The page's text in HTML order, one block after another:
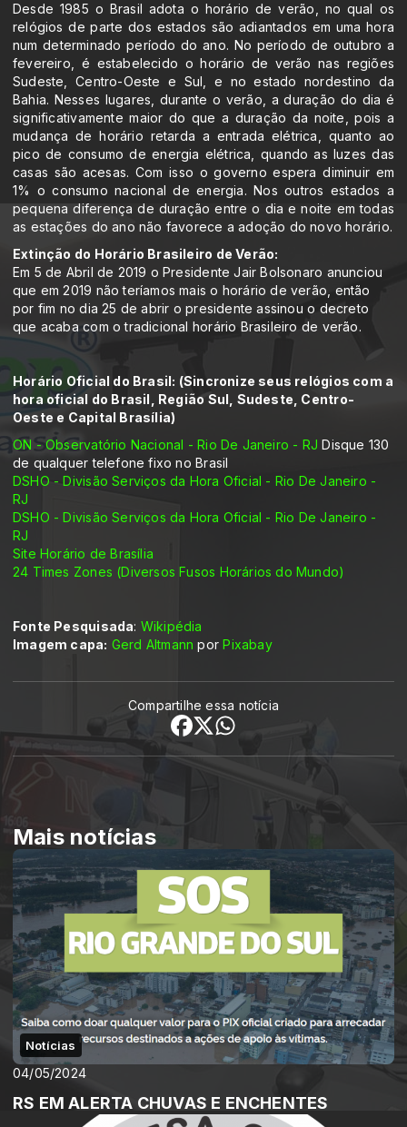
Desde 1985 o Brasil adota o horário de verão, no qual os
relógios de parte dos estados são adiantados em uma hora
num determinado período do ano. No período de outubro a
fevereiro, é estabelecido o horário de verão nas regiões
Sudeste, Centro-Oeste e Sul, e no estado nordestino da
Bahia. Nesses lugares, durante o verão, a duração do dia é
significativamente maior do que a duração da noite, pois a
mudança de horário retarda a entrada elétrica, quanto ao
pico de consumo de energia elétrica, quando as luzes das
casas são acesas. Com isso o governo espera diminuir em
1% o consumo nacional de energia. Nos outros estados a
pequena diferença de duração entre o dia e noite em todas
as estações do ano não favorece a adoção do novo horário.
Extinção do Horário Brasileiro de Verão:
Em 5 de Abril de 2019 o Presidente Jair Bolsonaro anunciou
que em 2019 não teríamos mais o horário de verão, então
por fim no dia 25 de abrir o presidente assinou o decreto
que acaba com o tradicional horário Brasileiro de verão.
Horário Oficial do Brasil: (Sincronize seus relógios com a
hora oficial do Brasil, Região Sul, Sudeste, Centro-
Oeste e Capital Brasília)
ON - Observatório Nacional - Rio De Janeiro - RJ Disque 130
de qualquer telefone fixo no Brasil
DSHO - Divisão Serviços da Hora Oficial - Rio De Janeiro -
RJ
DSHO - Divisão Serviços da Hora Oficial - Rio De Janeiro -
RJ
Site Horário de Brasília
24 Times Zones (Diversos Fusos Horários do Mundo)
Fonte Pesquisada: Wikipédia
Imagem capa: Gerd Altmann porPixabay
Compartilhe essa notícia
Mais notícias
Notícias
04/05/2024
RS EM ALERTA CHUVAS E ENCHENTES